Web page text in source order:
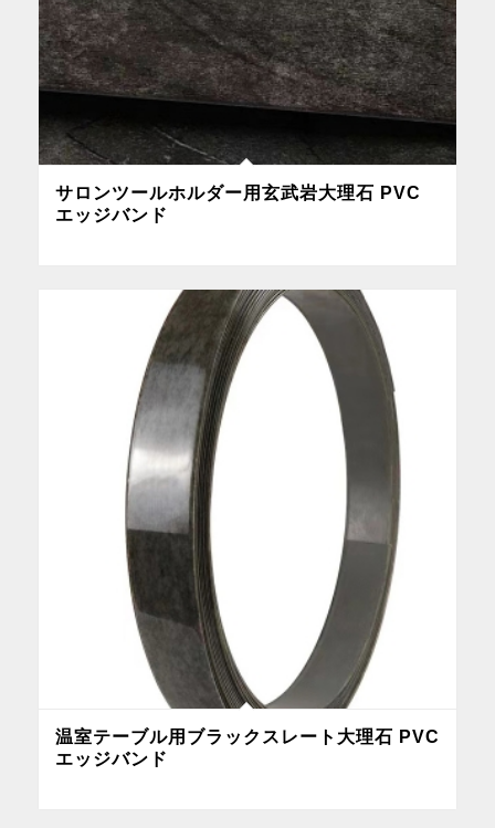
サロンツールホルダー用玄武岩大理石 PVC
エッジバンド
温室テーブル用ブラックスレート大理石 PVC
エッジバンド